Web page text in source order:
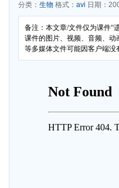
分类： 生物 格式： avi 日期：
备注：本文章/文件仅为课件“
课件的图片、视频、音频、动
等多媒体文件可能因客户端